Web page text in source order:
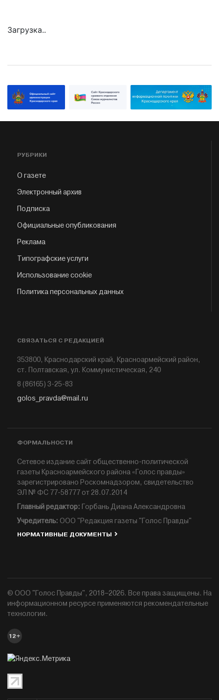
Загрузка..
РУБРИКИ
О газете
Электронный архив
Подписка
Официальные опубликования
Реклама
Типографские услуги
Использование cookie
Политика персональных данных
СВЯЗАТЬСЯ С РЕДАКЦИЕЙ
353800, Краснодарский край, Красноармейский район,
ст. Полтавская, ул. Коммунистическая, 240
8 (86165) 3-25-83
golos_pravda@mail.ru
ФОРМАЛЬНОСТИ
Сетевое издание сайт общественно-политической
газеты Красноармейского района «Голос правды»
зарегистрировано Роскомнадзором, свидетельство
ЭЛ № ФС 77-58777 от 28.07.2014
Главный редактор: Горбань Диана Александровна
Учредитель: ООО "Редакция газеты "Голос Правды"
НОРМАТИВНЫЕ ДОКУМЕНТЫ
© ООО "Голос Правды", 2018–2026. Все права защищены. На
информационном ресурсе применяются рекомендательные
технологии.
12+